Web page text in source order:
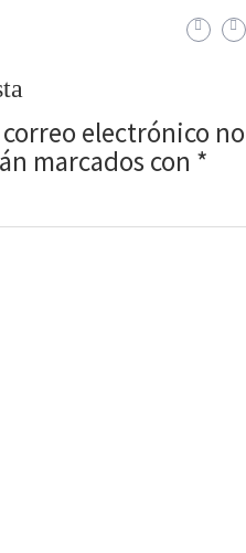
electrónico
marcados con *